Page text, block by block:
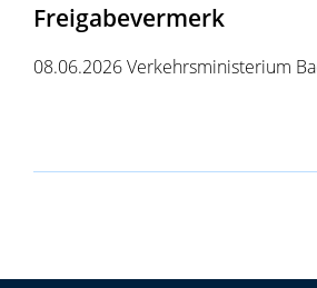
Freigabevermerk
08.06.2026 Verkehrsministerium